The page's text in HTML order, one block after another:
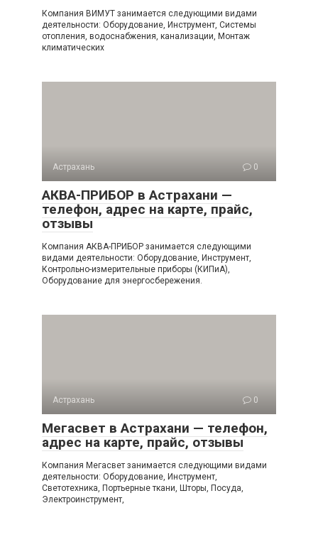
Компания ВИМУТ занимается следующими видами
деятельности: Оборудование, Инструмент, Системы
отопления, водоснабжения, канализации, Монтаж
климатических
Астрахань 0
АКВА-ПРИБОР в Астрахани —
телефон, адрес на карте, прайс,
отзывы
Компания АКВА-ПРИБОР занимается следующими
видами деятельности: Оборудование, Инструмент,
Контрольно-измерительные приборы (КИПиА),
Оборудование для энергосбережения.
Астрахань 0
Мегасвет в Астрахани — телефон,
адрес на карте, прайс, отзывы
Компания Мегасвет занимается следующими видами
деятельности: Оборудование, Инструмент,
Светотехника, Портьерные ткани, Шторы, Посуда,
Электроинструмент,